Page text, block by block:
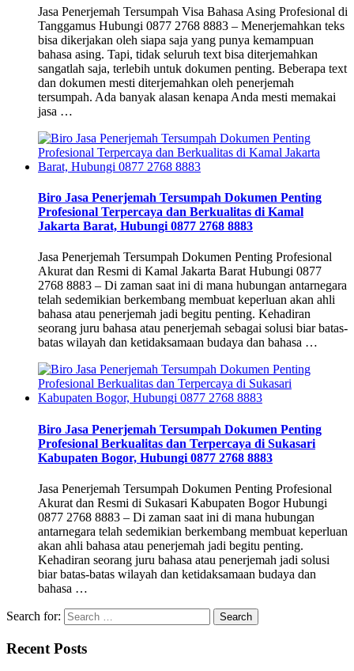
Jasa Penerjemah Tersumpah Visa Bahasa Asing Profesional di
Tanggamus Hubungi 0877 2768 8883 – Menerjemahkan teks
bisa dikerjakan oleh siapa saja yang punya kemampuan
bahasa asing. Tapi, tidak seluruh text bisa diterjemahkan
sangatlah saja, terlebih untuk dokumen penting. Beberapa text
dan dokumen mesti diterjemahkan oleh penerjemah
tersumpah. Ada banyak alasan kenapa Anda mesti memakai
jasa …
Biro Jasa Penerjemah Tersumpah Dokumen Penting
Profesional Terpercaya dan Berkualitas di Kamal
Jakarta Barat, Hubungi 0877 2768 8883
Jasa Penerjemah Tersumpah Dokumen Penting Profesional
Akurat dan Resmi di Kamal Jakarta Barat Hubungi 0877
2768 8883 – Di zaman saat ini di mana hubungan antarnegara
telah sedemikian berkembang membuat keperluan akan ahli
bahasa atau penerjemah jadi begitu penting. Kehadiran
seorang juru bahasa atau penerjemah sebagai solusi biar batas-
batas wilayah dan ketidaksamaan budaya dan bahasa …
Biro Jasa Penerjemah Tersumpah Dokumen Penting
Profesional Berkualitas dan Terpercaya di Sukasari
Kabupaten Bogor, Hubungi 0877 2768 8883
Jasa Penerjemah Tersumpah Dokumen Penting Profesional
Akurat dan Resmi di Sukasari Kabupaten Bogor Hubungi
0877 2768 8883 – Di zaman saat ini di mana hubungan
antarnegara telah sedemikian berkembang membuat keperluan
akan ahli bahasa atau penerjemah jadi begitu penting.
Kehadiran seorang juru bahasa atau penerjemah jadi solusi
biar batas-batas wilayah dan ketidaksamaan budaya dan
bahasa …
Search for:
Recent Posts